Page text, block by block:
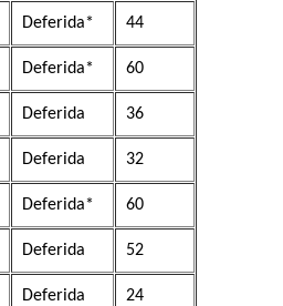
Deferida* 44
Deferida* 60
Deferida 36
Deferida 32
Deferida* 60
Deferida 52
Deferida 24